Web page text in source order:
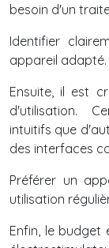
besoin d'un
Identifier
appareil adapté.
Ensuite, il est
d'utilisation.
intuitifs que
des interfaces
Préférer un
utilisation
Enfin, le budget